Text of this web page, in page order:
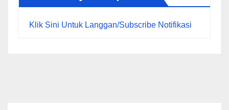
Klik Sini Untuk Langgan/Subscribe Notifikasi